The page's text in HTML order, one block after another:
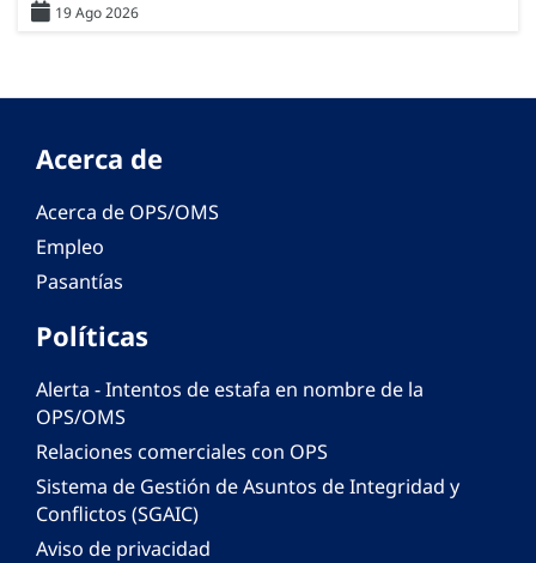
19 Ago 2026
Acerca de
Acerca de OPS/OMS
Empleo
Pasantías
Políticas
Alerta - Intentos de estafa en nombre de la
OPS/OMS
Relaciones comerciales con OPS
Sistema de Gestión de Asuntos de Integridad y
Conflictos (SGAIC)
Aviso de privacidad